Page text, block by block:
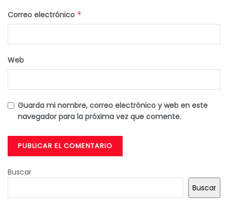
Correo electrónico *
Web
Guarda mi nombre, correo electrónico y web en este
navegador para la próxima vez que comente.
Buscar
Buscar